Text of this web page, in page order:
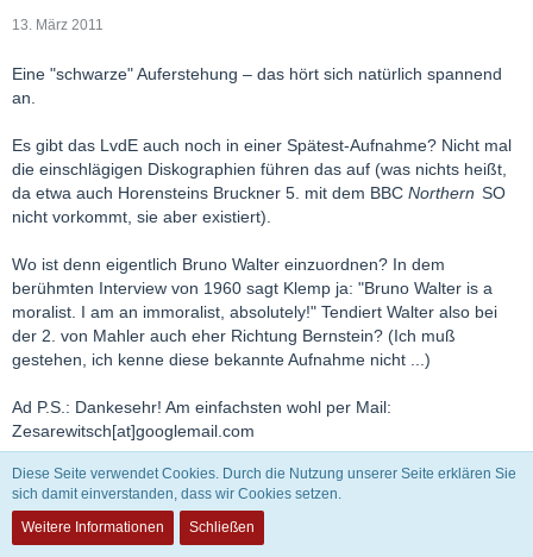
13. März 2011
Eine "schwarze" Auferstehung – das hört sich natürlich spannend
an.
Es gibt das LvdE auch noch in einer Spätest-Aufnahme? Nicht mal
die einschlägigen Diskographien führen das auf (was nichts heißt,
da etwa auch Horensteins Bruckner 5. mit dem BBC Northern SO
nicht vorkommt, sie aber existiert).
Wo ist denn eigentlich Bruno Walter einzuordnen? In dem
berühmten Interview von 1960 sagt Klemp ja: "Bruno Walter is a
moralist. I am an immoralist, absolutely!" Tendiert Walter also bei
der 2. von Mahler auch eher Richtung Bernstein? (Ich muß
gestehen, ich kenne diese bekannte Aufnahme nicht ...)
Ad P.S.: Dankesehr! Am einfachsten wohl per Mail:
Zesarewitsch[at]googlemail.com
LG
Diese Seite verwendet Cookies. Durch die Nutzung unserer Seite erklären Sie
sich damit einverstanden, dass wir Cookies setzen.
Weitere Informationen
Schließen